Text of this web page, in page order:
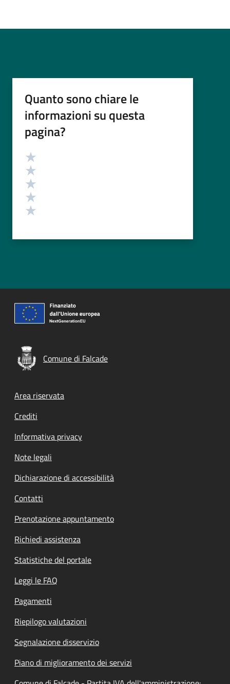
Quanto sono chiare le
informazioni su questa
pagina?
Valutazione
Comune di Falcade
Footer menu
Area riservata
Crediti
Informativa privacy
Note legali
Dichiarazione di accessibilità
Contatti
Prenotazione appuntamento
Richiedi assistenza
Statistiche del portale
Leggi le FAQ
Pagamenti
Riepilogo valutazioni
Segnalazione disservizio
Piano di miglioramento dei servizi